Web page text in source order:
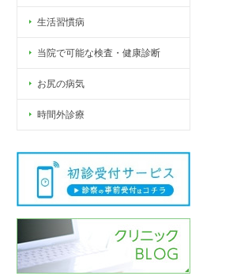
生活習慣病
当院で可能な検査・健康診断
お尻の病気
時間外診療